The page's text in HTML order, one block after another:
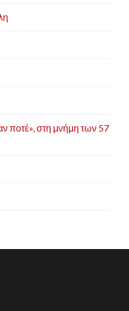
ποτέ», στη μνήμη των 57